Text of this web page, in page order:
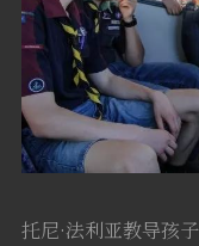
托尼·法利亚教导孩